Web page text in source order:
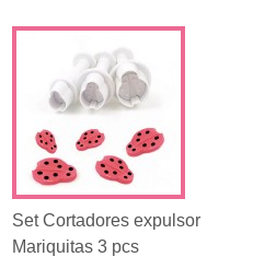
Set Cortadores expulsor
Mariquitas 3 pcs